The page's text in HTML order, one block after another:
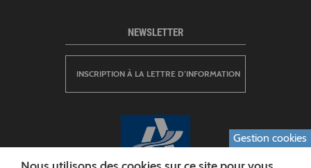
NEWSLETTER
INSCRIPTION À LA LETTRE D’INFORMATION
Gestion cookies